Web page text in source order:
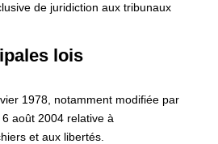
de juridiction aux tribunaux
lois
1978, notamment modifiée par
août 2004 relative à
et aux libertés.